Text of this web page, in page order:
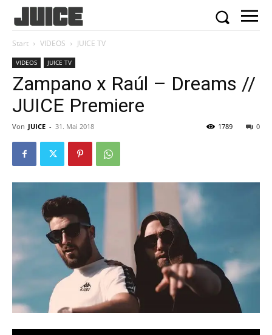
Start VIDEOS JUICE TV
VIDEOS JUICE TV
Zampano x Raúl – Dreams //
JUICE Premiere
Von JUICE - 31. Mai 2018 0
1789